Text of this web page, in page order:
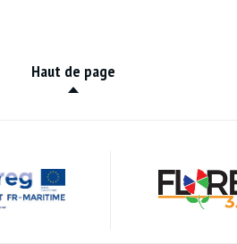
Haut de page